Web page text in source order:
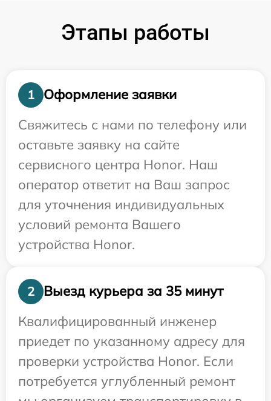
Этапы работы
1
Оформление заявки
Свяжитесь с нами по телефону или
оставьте заявку на сайте
сервисного центра Honor. Наш
оператор ответит на Ваш запрос
для уточнения индивидуальных
условий ремонта Вашего
устройства Honor.
2
Выезд курьера за 35 минут
Квалифицированный инженер
приедет по указанному адресу для
проверки устройства Honor. Если
потребуется углубленный ремонт